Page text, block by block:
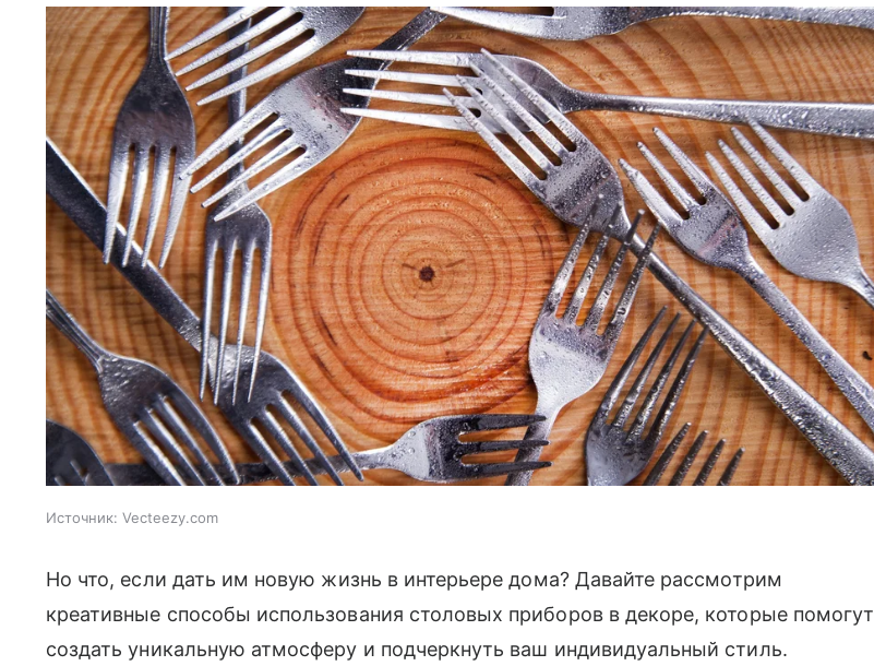
Источник: Vecteezy.com
Но что, если дать им новую жизнь в интерьере дома? Давайте рассмотрим
креативные способы использования столовых приборов в декоре, которые помогут
создать уникальную атмосферу и подчеркнуть ваш индивидуальный стиль.